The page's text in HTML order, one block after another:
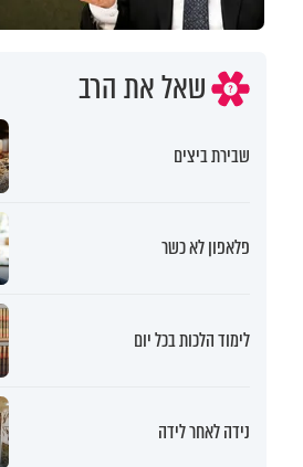
שאל את הרב
שבירת ביצים
פלאפון לא כשר
לימוד הלכות בכל יום
נידה לאחר לידה